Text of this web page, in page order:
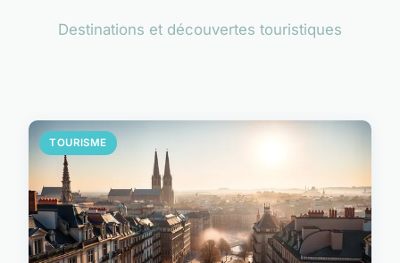
Destinations et découvertes touristiques
TOURISME